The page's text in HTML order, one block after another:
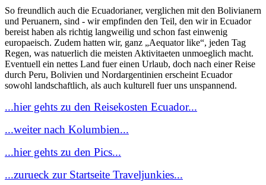
So freundlich auch die Ecuadorianer, verglichen mit den Bolivianern
und Peruanern, sind - wir empfinden den Teil, den wir in Ecuador
bereist haben als richtig langweilig und schon fast einwenig
europaeisch. Zudem hatten wir, ganz „Aequator like“, jeden Tag
Regen, was natuerlich die meisten Aktivitaeten unmoeglich macht.
Eventuell ein nettes Land fuer einen Urlaub, doch nach einer Reise
durch Peru, Bolivien und Nordargentinien erscheint Ecuador
sowohl landschaftlich, als auch kulturell fuer uns unspannend.
...hier gehts zu den Reisekosten Ecuador...
...weiter nach Kolumbien...
...hier gehts zu den Pics...
...zurueck zur Startseite Traveljunkies...